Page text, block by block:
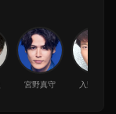
宮野真守 入野自由